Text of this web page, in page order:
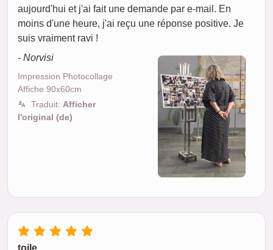
aujourd'hui et j'ai fait une demande par e-mail. En
moins d'une heure, j'ai reçu une réponse positive. Je
suis vraiment ravi !
- Norvisi
Impression Photocollage
Affiche 90x60cm
Traduit: Afficher
l'original (de)
toile